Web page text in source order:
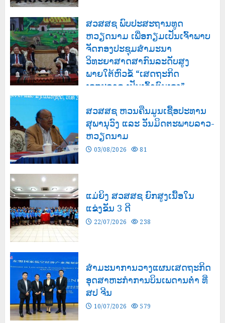
ສວສສຊ ພົບປະສະຖານທູດ
ຫວຽດນາມ ເພື່ອກຽມເປັນເຈົ້າພາບ
ຈັດກອງປະຊຸມສຳມະນາ
ວິທະຍາສາດສາກົນລະດັບສູງ
ພາຍໃຕ້ຫົວຂໍ້ “ເສດຖະກິດ
ເອກະລາດ ເປັນເຈົ້າຕົນເອງ”
ສວສສຊ ຫວນຄືນມູນເຊື້ອປະທານ
ສຸພານຸວົງ ແລະ ວັນມິດຕະພາບລາວ-
ຫວຽດນາມ
03/08/2026 81
ແມ່ຍິງ ສວສສຊ ຍົກສູງເນື້ອໃນ
ແຂ່ງຂັນ 3 ດີ
22/07/2026 238
ສຳມະນາການວາງແຜນເສດຖະກິດ
ອຸດສາຫະກຳການບິນເພດານຕ່ຳ ທີ່
ສປ ຈີນ
10/07/2026 579